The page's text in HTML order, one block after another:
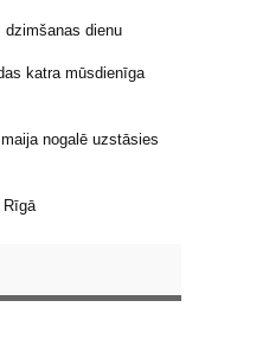
dzimšanas dienu
katra mūsdienīga
nogalē uzstāsies